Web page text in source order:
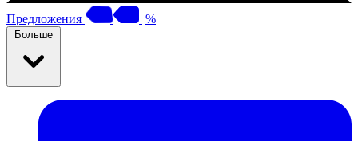
Предложения %
Больше